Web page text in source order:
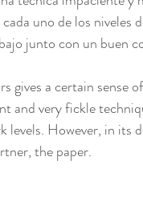
Mixta
uno de los niveles
junto con un buen
gives a certain sense
and very fickle
levels. However, in its
the paper.